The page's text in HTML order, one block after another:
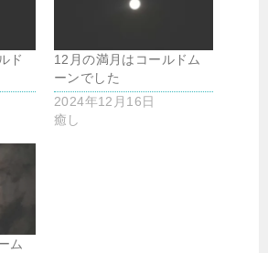
ド
12月の満月はコールドム
ーンでした
2024年12月16日
癒し
ム